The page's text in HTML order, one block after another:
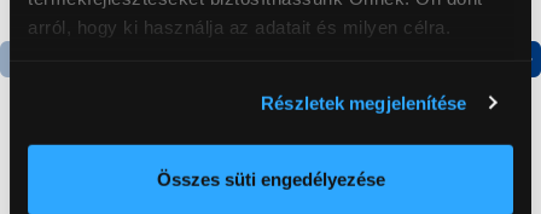
arról, hogy ki használja az adatait és milyen célra.
elhelyezkedéséről pár méteres pontossággal
Az Ön készülékén beazonosítása annak konkrét
Részletek megjelenítése
Összes süti engedélyezése
Samsung Galaxy S25
Termék adatlap
Samsung Galaxy S24